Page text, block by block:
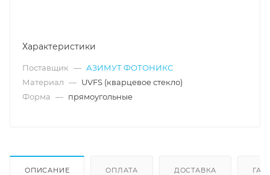
Характеристики
Поставщик — АЗИМУТ ФОТОНИКС
Материал — UVFS (кварцевое стекло)
Форма — прямоугольные
ОПИСАНИЕ ОПЛАТА ДОСТАВКА